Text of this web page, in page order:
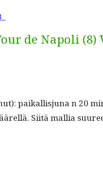
de Napoli (8)
paikallisju­na n 20
Siitä mallia